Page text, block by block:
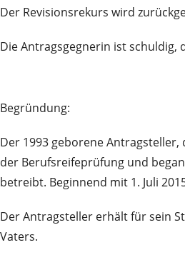
Der Revisionsrekurs wird
Die Antragsgegnerin ist schuldig,
Begründung:
Der 1993 geborene Antragsteller,
der Berufsreifeprüfung und
betreibt. Beginnend mit 1. Juli
Der Antragsteller erhält für sein
Vaters.